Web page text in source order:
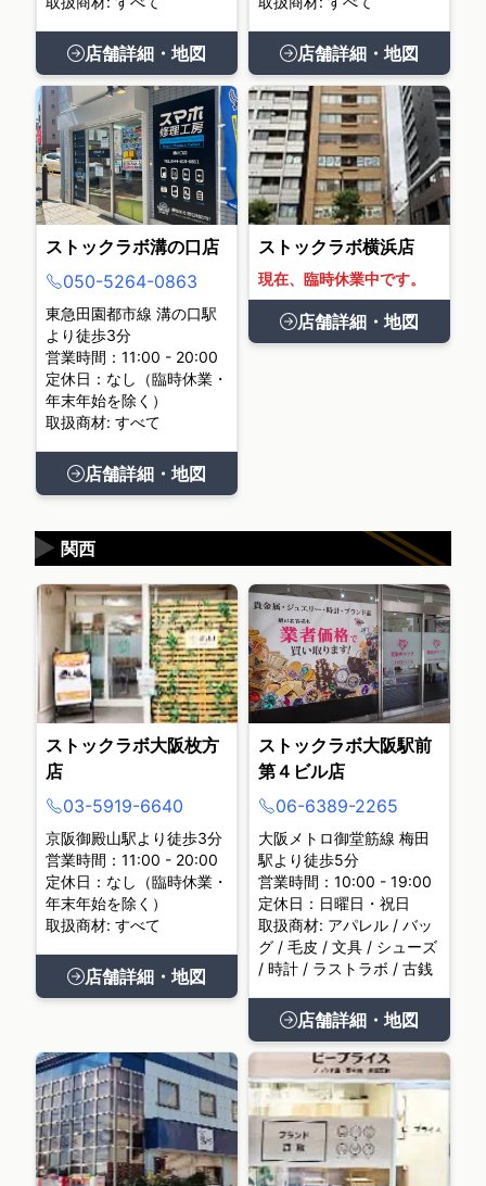
店舗詳細・地図 店舗詳細・地図
ストックラボ溝の口店
050-5264-0863
東急田園都市線 溝の口駅
より徒歩3分
営業時間：11:00 - 20:00
定休日：なし（臨時休業・
年末年始を除く）
取扱商材: すべて
店舗詳細・地図
ストックラボ横浜店
現在、臨時休業中です。
店舗詳細・地図
関西
▶
ストックラボ大阪枚方
店
03-5919-6640
京阪御殿山駅より徒歩3分
営業時間：11:00 - 20:00
定休日：なし（臨時休業・
年末年始を除く）
取扱商材: すべて
店舗詳細・地図
ストックラボ大阪駅前
第４ビル店
06-6389-2265
大阪メトロ御堂筋線 梅田
駅より徒歩5分
営業時間：10:00 - 19:00
定休日：日曜日・祝日
取扱商材: アパレル / バッ
グ / 毛皮 / 文具 / シューズ
/ 時計 / ラストラボ / 古銭
店舗詳細・地図